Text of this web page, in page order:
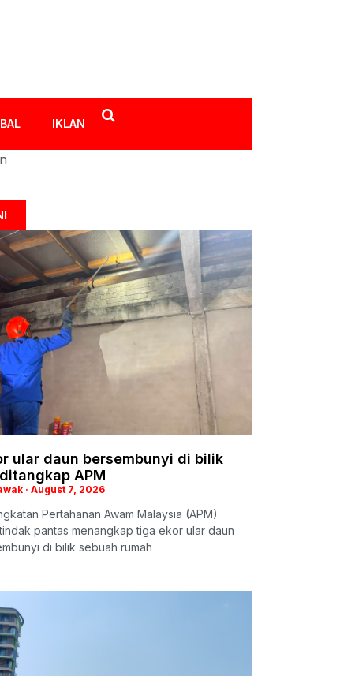
IKLAN
ular daun bersembunyi di bilik
APM
August 7, 2026
Pertahanan Awam Malaysia (APM)
pantas menangkap tiga ekor ular daun
di bilik sebuah rumah